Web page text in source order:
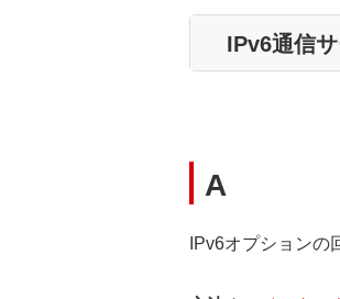
IPv6通信
A
IPv6オプションの